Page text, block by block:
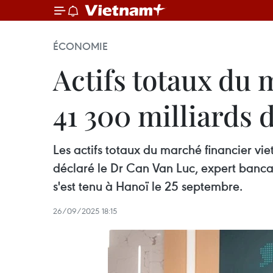
ÉCONOMIE
Actifs totaux du
41 300 milliards
Les actifs totaux du marché financier
déclaré le Dr Can Van Luc, expert
s'est tenu à Hanoï le 25 septembre.
26/09/2025 18:15